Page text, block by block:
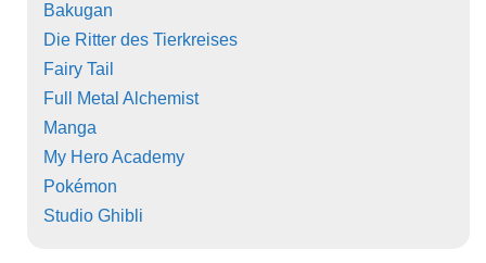
Bakugan
Die Ritter des Tierkreises
Fairy Tail
Full Metal Alchemist
Manga
My Hero Academy
Pokémon
Studio Ghibli